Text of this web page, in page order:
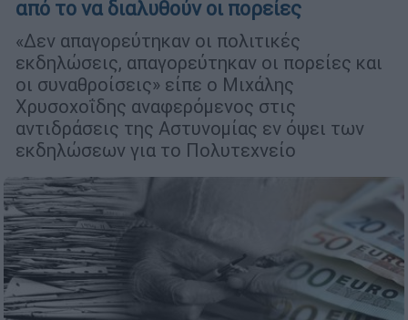
από το να διαλυθούν οι πορείες
«Δεν απαγορεύτηκαν οι πολιτικές
εκδηλώσεις, απαγορεύτηκαν οι πορείες και
οι συναθροίσεις» είπε ο Μιχάλης
Χρυσοχοΐδης αναφερόμενος στις
αντιδράσεις της Αστυνομίας εν όψει των
εκδηλώσεων για το Πολυτεχνείο